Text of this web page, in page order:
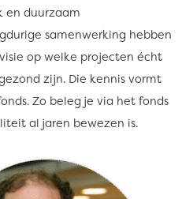
en duurzaam
samenwerking hebben
op welke projecten écht
zijn. Die kennis vormt
Zo beleg je via het fonds
al jaren bewezen is.